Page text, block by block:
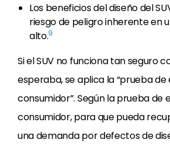
Los beneficios del diseño del
riesgo de peligro inherente en
alto.9
Si el SUV no funciona tan seguro
esperaba, se aplica la “prueba
consumidor”. Según la prueba de
consumidor, para que pueda
una demanda por defectos de